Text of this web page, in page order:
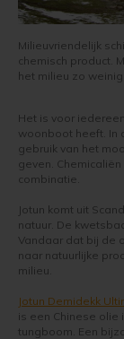
Vloerverf
Vloerlak
Vloerolie
White wash beits
Primers
Houten huis verven
Houten huis wit verven
Tuinhuis behandelen
Tuinhuis olien
Tuinhuis verven
Woonboot oliën
Douglas white wash
Douglas hout
Eikenhout
Eikenhouten garage
Zweedse woning
Veranda verven met
Jotun Panellakk
Jotun NCS
Jotun RAL
Olympic Stain Kleuren
Sikkens 3031 - 4041
Jotun
Trebitt Oljebeis
Trebitt Matt Oljebeis
Trebitt Woodcare
Trestjerner Betongolje
Primadekk 02
Demidekk Ultimate
Reviews
Reclameren
Retour
Duurzaamheid
Garantie, Privacy &
Milieuvriendelijk
chemisch product.
het milieu zo
Het is voor
woonboot heeft. In
gebruik van het
geven.
combinatie.
Jotun komt uit
natuur. De
Vandaar dat bij de
naar natuurlijke
milieu.
Jotun Demidekk
is een Chinese olie
tungboom. Een